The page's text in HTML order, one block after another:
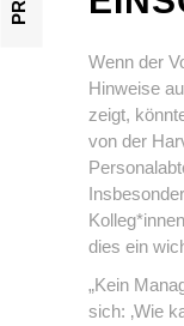
Wenn der
Hinweise
zeigt,
von der
dies ein
„Kein
sich: ‚Wie